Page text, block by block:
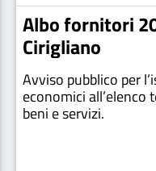
Albo fornitori
Cirigliano
Avviso pubblico per
economici
beni e servizi.